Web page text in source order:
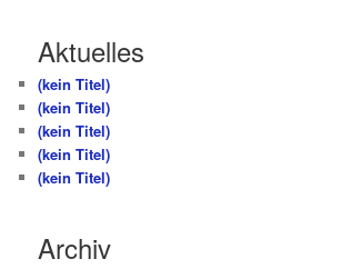
Aktuelles
(kein Titel)
(kein Titel)
(kein Titel)
(kein Titel)
(kein Titel)
Archiv